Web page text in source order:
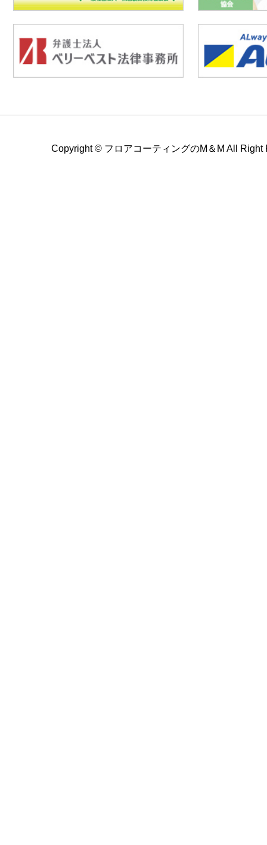
Copyright © フロアコーティングのM＆M All Right